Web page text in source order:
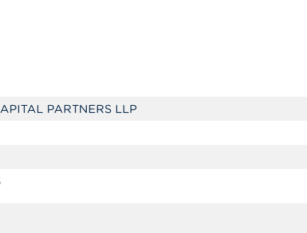
PARTNERS LLP